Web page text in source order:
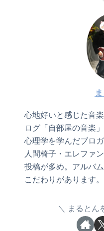
心地好いと感じた音
ログ「自部屋の音楽
心理学を学んだブロ
人間椅子・エレファ
投稿が多め。アルバ
こだわりがあります。
まるとん